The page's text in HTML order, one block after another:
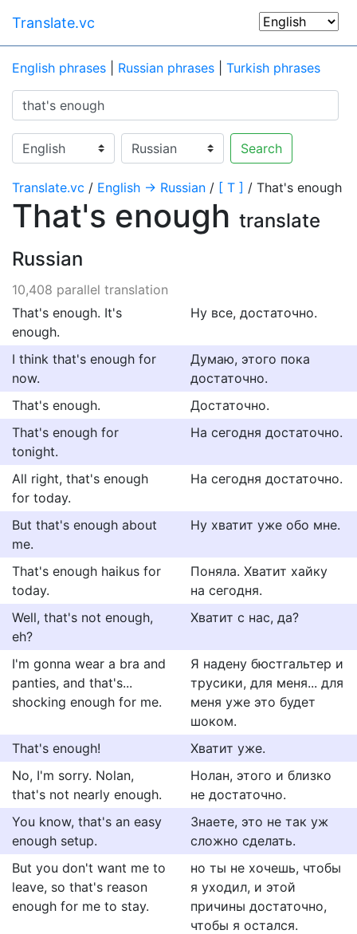
Translate.vc
English phrases Russian phrases Turkish phrases
Search
Translate.vc / English → Russian / [ T ] / That's enough
That's enough translate
Russian
10,408 parallel translation
That's enough. It's
enough.
Ну все, достаточно.
I think that's enough for
now.
Думаю, этого пока
достаточно.
That's enough.
Достаточно.
That's enough for
tonight.
На сегодня достаточно.
All right, that's enough
for today.
На сегодня достаточно.
But that's enough about
me.
Ну хватит уже обо мне.
That's enough haikus for
today.
Поняла. Хватит хайку
на сегодня.
Well, that's not enough,
eh?
Хватит с нас, да?
I'm gonna wear a bra and
panties, and that's...
shocking enough for me.
Я надену бюстгальтер и
трусики, для меня... для
меня уже это будет
шоком.
That's enough!
Хватит уже.
No, I'm sorry. Nolan,
that's not nearly enough.
Нолан, этого и близко
не достаточно.
You know, that's an easy
enough setup.
Знаете, это не так уж
сложно сделать.
But you don't want me to
leave, so that's reason
enough for me to stay.
но ты не хочешь, чтобы
я уходил, и этой
причины достаточно,
чтобы я остался.